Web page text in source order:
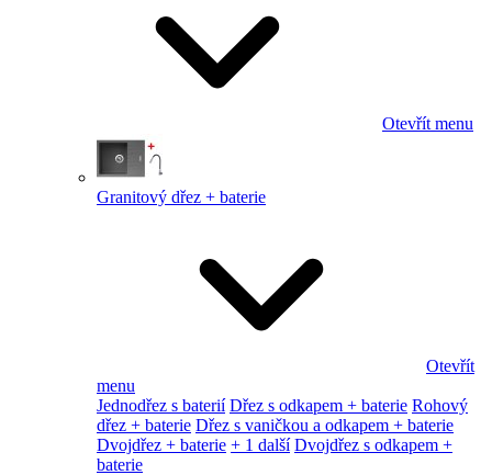
Otevřít menu
Granitový dřez + baterie
Otevřít
menu
Jednodřez s baterií Dřez s odkapem + baterie Rohový
dřez + baterie Dřez s vaničkou a odkapem + baterie
Dvojdřez + baterie + 1 další Dvojdřez s odkapem +
baterie